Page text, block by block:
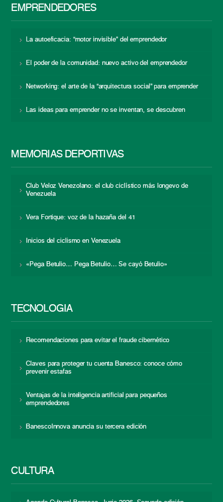
EMPRENDEDORES
La autoeficacia: “motor invisible” del emprendedor
El poder de la comunidad: nuevo activo del emprendedor
Networking: el arte de la “arquitectura social” para emprender
Las ideas para emprender no se inventan, se descubren
MEMORIAS DEPORTIVAS
Club Veloz Venezolano: el club ciclístico más longevo de
Venezuela
Vera Fortique: voz de la hazaña del 41
Inicios del ciclismo en Venezuela
«Pega Betulio… Pega Betulio… Se cayó Betulio»
TECNOLOGÍA
Recomendaciones para evitar el fraude cibernético
Claves para proteger tu cuenta Banesco: conoce cómo
prevenir estafas
Ventajas de la inteligencia artificial para pequeños
emprendedores
BanescoInnova anuncia su tercera edición
CULTURA